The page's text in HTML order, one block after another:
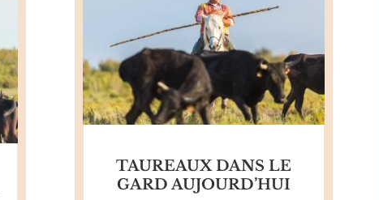
TAUREAUX DANS LE
GARD AUJOURD’HUI